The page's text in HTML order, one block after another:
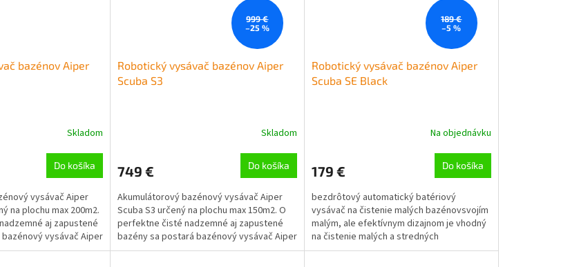
bazénov Aiper
Skladom
Do košíka
vysávač Aiper
na plochu max 200m2.
aj zapustené
vysávač Aiper
999 €
–25 %
Robotický vysávač bazénov Aiper
Scuba S3
Skladom
749 € Do košíka
Akumulátorový bazénový vysávač Aiper
Scuba S3 určený na plochu max 150m2. O
perfektne čisté nadzemné aj zapustené
bazény sa postará bazénový vysávač Aiper
Scuba S3. Tento...
189 €
–5 %
Robotický vysávač bazénov Aiper
Scuba SE Black
je
z
5
hviezdičiek.
Na objednávku
179 € Do košíka
bezdrôtový automatický batériový
vysávač na čistenie malých bazénovsvojím
malým, ale efektívnym dizajnom je vhodný
na čistenie malých a stredných
nadzemných bazénov s plochou do...